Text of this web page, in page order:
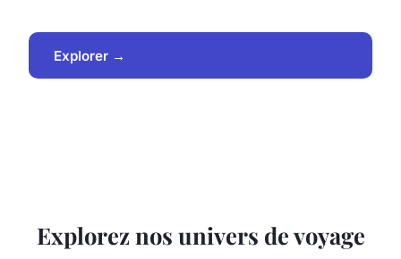
Explorer →
Explorez nos univers de voyage